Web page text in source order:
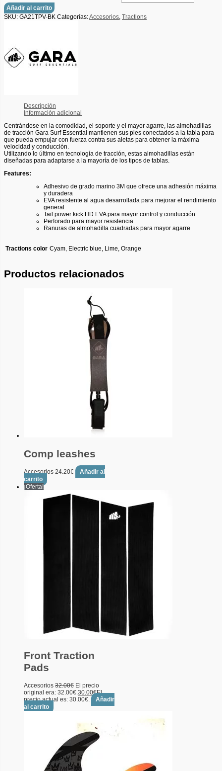
Añadir al carrito
SKU: GA21TPV-BK Categorías:Accesorios Tractions
Descripción
Información adicional
Centrándose en la comodidad, el soporte y el mayor agarre, las almohadillas
de tracción Gara Surf Essential mantienen sus pies conectados a la tabla para
que pueda empujar con fuerza contra sus aletas para obtener la máxima
velocidad y conducción.
Utilizando lo último en tecnología de tracción, estas almohadillas están
diseñadas para adaptarse a la mayoría de los tipos de tablas.
Features:
Adhesivo de grado marino 3M que ofrece una adhesión máxima
y duradera
EVA resistente al agua desarrollada para mejorar el rendimiento
general
Tail power kick HD EVA para mayor control y conducción
Perforado para mayor resistencia
Ranuras de almohadilla cuadradas para mayor agarre
Tractions color Cyam, Electric blue, Lime, Orange
Productos relacionados
Comp leashes
Accesorios 24.20€
Añadir al
carrito
¡Oferta!
Front Traction
Pads
Accesorios 32.00€ El precio
original era: 32.00€.30.00€El
precio actual es: 30.00€.
Añadir
al carrito